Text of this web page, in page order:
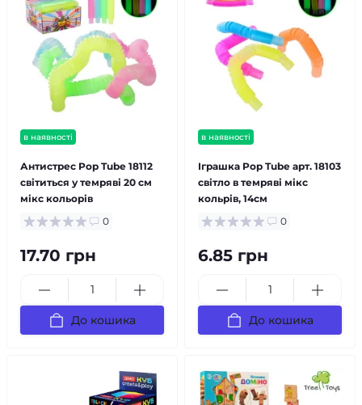
в наявності
Антистрес Pop Tube 18112
світиться у темряві 20 см
мікс кольорів
0
17.70 грн
До кошика
в наявності
Іграшка Pop Tube арт. 18103
світло в темряві мікс
кольрів, 14см
0
6.85 грн
До кошика